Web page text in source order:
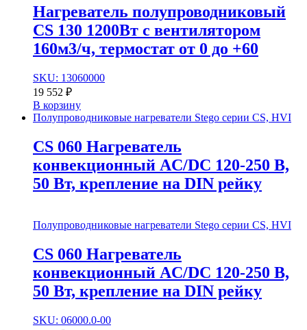
Нагреватель полупроводниковый
CS 130 1200Вт с вентилятором
160м3/ч, термостат от 0 до +60
SKU: 13060000
19 552 ₽
В корзину
Полупроводниковые нагреватели Stego серии CS, HVI
CS 060 Нагреватель
конвекционный AC/DC 120-250 В,
50 Вт, крепление на DIN рейку
Полупроводниковые нагреватели Stego серии CS, HVI
CS 060 Нагреватель
конвекционный AC/DC 120-250 В,
50 Вт, крепление на DIN рейку
SKU: 06000.0-00